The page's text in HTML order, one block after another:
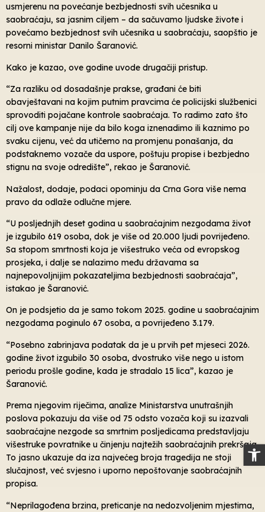
usmjerenu na povećanje bezbjednosti svih učesnika u
saobraćaju, sa jasnim ciljem – da sačuvamo ljudske živote i
povećamo bezbjednost svih učesnika u saobraćaju, saopštio je
resorni ministar Danilo Šaranović.
Kako je kazao, ove godine uvode drugačiji pristup.
“Za razliku od dosadašnje prakse, građani će biti
obavještavani na kojim putnim pravcima će policijski službenici
sprovoditi pojačane kontrole saobraćaja. To radimo zato što
cilj ove kampanje nije da bilo koga iznenadimo ili kaznimo po
svaku cijenu, već da utičemo na promjenu ponašanja, da
podstaknemo vozače da uspore, poštuju propise i bezbjedno
stignu na svoje odredište”, rekao je Šaranović.
Nažalost, dodaje, podaci opominju da Crna Gora više nema
pravo da odlaže odlučne mjere.
“U posljednjih deset godina u saobraćajnim nezgodama život
je izgubilo 619 osoba, dok je više od 20.000 ljudi povrijeđeno.
Sa stopom smrtnosti koja je višestruko veća od evropskog
prosjeka, i dalje se nalazimo među državama sa
najnepovoljnijim pokazateljima bezbjednosti saobraćaja”,
istakao je Šaranović.
On je podsjetio da je samo tokom 2025. godine u saobraćajnim
nezgodama poginulo 67 osoba, a povrijeđeno 3.179.
“Posebno zabrinjava podatak da je u prvih pet mjeseci 2026.
godine život izgubilo 30 osoba, dvostruko više nego u istom
periodu prošle godine, kada je stradalo 15 lica”, kazao je
Šaranović.
Prema njegovim riječima, analize Ministarstva unutrašnjih
poslova pokazuju da više od 75 odsto vozača koji su izazvali
saobraćajne nezgode sa smrtnim posljedicama predstavljaju
višestruke povratnike u činjenju najtežih saobraćajnih prekršaja.
To jasno ukazuje da iza najvećeg broja tragedija ne stoji
slučajnost, već svjesno i uporno nepoštovanje saobraćajnih
propisa.
“Neprilagođena brzina, preticanje na nedozvoljenim mjestima,